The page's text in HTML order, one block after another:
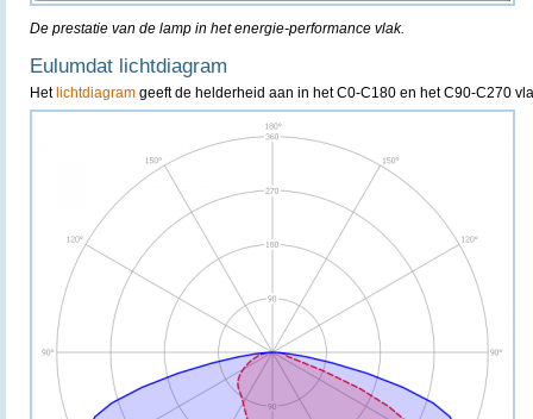
De prestatie van de lamp in het energie-performance vlak.
Eulumdat lichtdiagram
Het lichtdiagram geeft de helderheid aan in het C0-C180 en het C90-C270